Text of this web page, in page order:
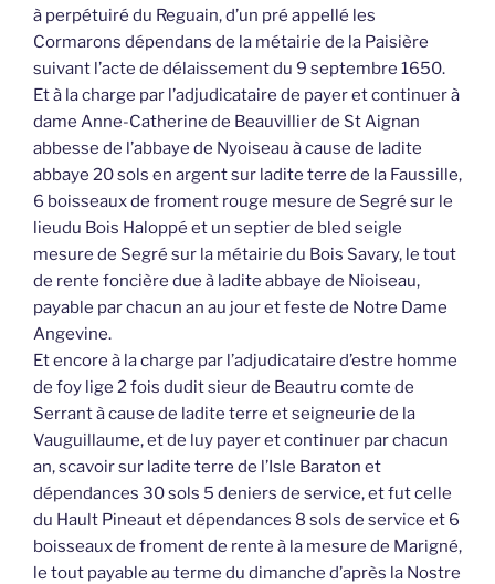
à perpétuiré du Reguain, d’un pré appellé les
Cormarons dépendans de la métairie de la Paisière
suivant l’acte de délaissement du 9 septembre 1650.
Et à la charge par l’adjudicataire de payer et continuer à
dame Anne-Catherine de Beauvillier de St Aignan
abbesse de l’abbaye de Nyoiseau à cause de ladite
abbaye 20 sols en argent sur ladite terre de la Faussille,
6 boisseaux de froment rouge mesure de Segré sur le
lieudu Bois Haloppé et un septier de bled seigle
mesure de Segré sur la métairie du Bois Savary, le tout
de rente foncière due à ladite abbaye de Nioiseau,
payable par chacun an au jour et feste de Notre Dame
Angevine.
Et encore à la charge par l’adjudicataire d’estre homme
de foy lige 2 fois dudit sieur de Beautru comte de
Serrant à cause de ladite terre et seigneurie de la
Vauguillaume, et de luy payer et continuer par chacun
an, scavoir sur ladite terre de l’Isle Baraton et
dépendances 30 sols 5 deniers de service, et fut celle
du Hault Pineaut et dépendances 8 sols de service et 6
boisseaux de froment de rente à la mesure de Marigné,
le tout payable au terme du dimanche d’après la Nostre